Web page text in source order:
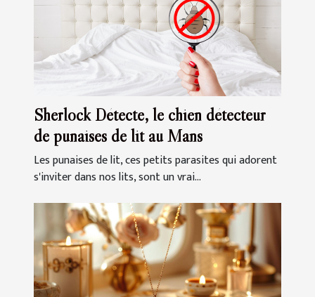
Sherlock Détecte, le chien détecteur
de punaises de lit au Mans
Les punaises de lit, ces petits parasites qui adorent
s'inviter dans nos lits, sont un vrai...